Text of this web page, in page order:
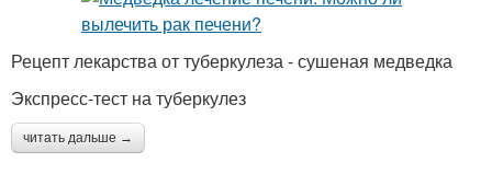
Рецепт лекарства от туберкулеза - сушеная медведка
Экспресс-тест на туберкулез
читать дальше →